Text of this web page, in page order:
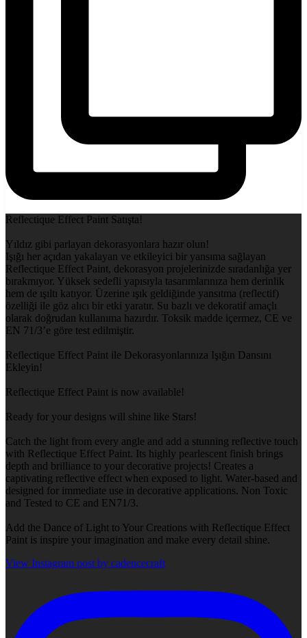
Reflectique Effect Paint Satışta!
Yıldız gibi parlayan dekorasyonlara hazır olun!
Işığı her açıdan yakalayan ve etkileyici bir yansıma sağlayan
Reflectique Effect Paint, dekorasyon projelerinizde sıradanlığa yer
bırakmıyor. Yüksek sedefli yapısıyla tasarımlarınıza hem derinlik
hem de ışıltı katıyor. Üzerine ışık geldiğinde yansıtma (reflectif)
özelliği ile göz alıcı bir etki yaratır. Su bazlı ve dekoratif amaçlı
olarak doğrudan kullanıma hazırdır. Toksik madde içermez, CE ve
EN 71/3’e göre test edilmiştir.
Reflectique Effect Paint ile Dekorasyonlarınıza Işığın Dansını
Ekleyin!
Reflectique Effect Paint is now available!
Ready for your designs will shine like Stars!
Catch the light from every angle and add a stunning reflective touch
with Reflectique Effect Paint. Its highly pearlescent finish brings
depth and brilliance to your decorative projects! Creates a
captivating reflective effect when exposed to light. Water-based and
designed for immediate use in decorative applications. Non Toxic
and Tested to CE and EN71/3.
Add the Dance of Light to Your Creations with Reflectique Effect
Paint is inspire your imagination and make every detail shine.
View Instagram post by cadencecraft